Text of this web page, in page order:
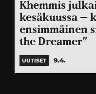
Khemmis
kesäkuussa –
ensimmäinen
the Dreamer”
UUTISET 9.4.